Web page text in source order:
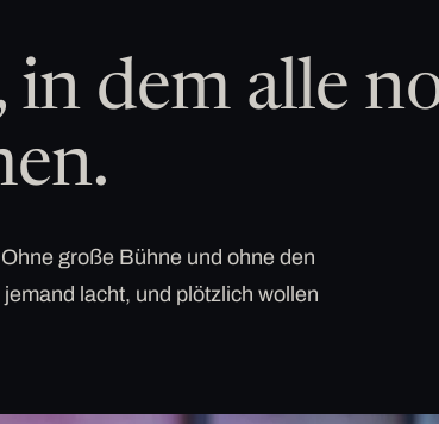
dem alle
große Bühne und ohne den
lacht, und plötzlich wollen